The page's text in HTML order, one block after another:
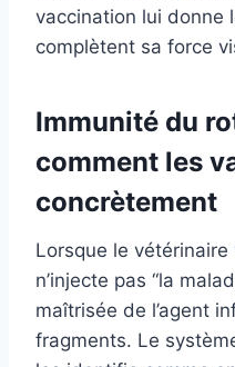
vaccination lui donne
complètent sa force
Immunité du
comment les
concrètement
Lorsque le
n’injecte pas “la
maîtrisée de l’agent
fragments. Le